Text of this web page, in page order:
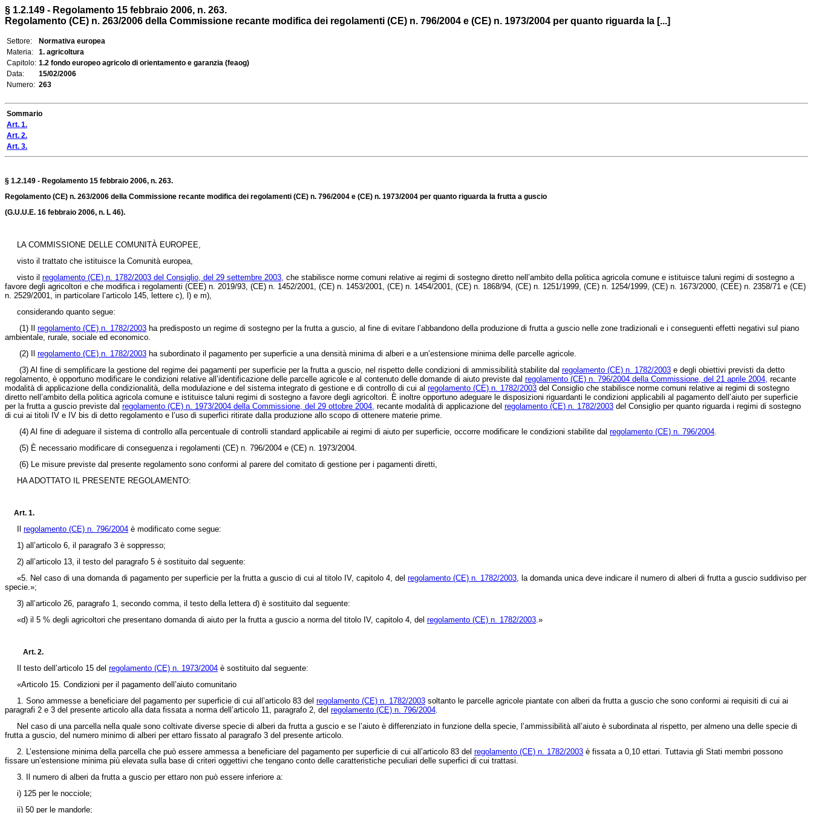
§ 1.2.149 - Regolamento 15 febbraio 2006, n. 263.
Regolamento (CE) n. 263/2006 della Commissione recante modifica dei regolamenti (CE) n. 796/2004 e (CE) n. 1973/2004 per quanto riguarda la [...]
Settore:
Normativa europea
Materia:
1. agricoltura
Capitolo: 1.2 fondo europeo agricolo di orientamento e garanzia (feaog)
Data:
15/02/2006
Numero: 263
Sommario
Art. 1.
Art. 2.
Art. 3.
§ 1.2.149 - Regolamento 15 febbraio 2006, n. 263.
Regolamento (CE) n. 263/2006 della Commissione recante modifica dei regolamenti (CE) n. 796/2004 e (CE) n. 1973/2004 per quanto riguarda la frutta a guscio
(G.U.U.E. 16 febbraio 2006, n. L 46).
LA COMMISSIONE DELLE COMUNITÀ EUROPEE,
visto il trattato che istituisce la Comunità europea,
visto il regolamento (CE) n. 1782/2003 del Consiglio, del 29 settembre 2003, che stabilisce norme comuni relative ai regimi di sostegno diretto nell’ambito della politica agricola comune e istituisce taluni regimi di sostegno a
favore degli agricoltori e che modifica i regolamenti (CEE) n. 2019/93, (CE) n. 1452/2001, (CE) n. 1453/2001, (CE) n. 1454/2001, (CE) n. 1868/94, (CE) n. 1251/1999, (CE) n. 1254/1999, (CE) n. 1673/2000, (CEE) n. 2358/71 e (CE)
n. 2529/2001, in particolare l’articolo 145, lettere c), l) e m),
considerando quanto segue:
(1)
regolamento (CE) n. 1782/2003 ha predisposto un regime di sostegno per la frutta a guscio, al fine di evitare l’abbandono della produzione di frutta a guscio nelle zone tradizionali e i conseguenti effetti negativi sul piano
ambientale, rurale, sociale ed economico.
(2)
regolamento (CE) n. 1782/2003 ha subordinato il pagamento per superficie a una densità minima di alberi e a un’estensione minima delle parcelle agricole.
(3) Al fine di semplificare la gestione del regime dei pagamenti per superficie per la frutta a guscio, nel rispetto delle condizioni di ammissibilità stabilite dal regolamento (CE) n. 1782/2003 e degli obiettivi previsti da detto
regolamento, è opportuno modificare le condizioni relative all’identificazione delle parcelle agricole e al contenuto delle domande di aiuto previste dal regolamento (CE) n. 796/2004 della Commissione, del 21 aprile 2004, recante
modalità di applicazione della condizionalità, della modulazione e del sistema integrato di gestione e di controllo di cui al regolamento (CE) n. 1782/2003 del Consiglio che stabilisce norme comuni relative ai regimi di sostegno
diretto nell’ambito della politica agricola comune e istituisce taluni regimi di sostegno a favore degli agricoltori. È inoltre opportuno adeguare le disposizioni riguardanti le condizioni applicabili al pagamento dell’aiuto per superficie
per la frutta a guscio previste dal regolamento (CE) n. 1973/2004 della Commissione, del 29 ottobre 2004, recante modalità di applicazione del regolamento (CE) n. 1782/2003 del Consiglio per quanto riguarda i regimi di sostegno
di cui ai titoli IV e IV bis di detto regolamento e l’uso di superfici ritirate dalla produzione allo scopo di ottenere materie prime.
(4) Al fine di adeguare il sistema di controllo alla percentuale di controlli standard applicabile ai regimi di aiuto per superficie, occorre modificare le condizioni stabilite dal regolamento (CE) n. 796/2004.
(5) È necessario modificare di conseguenza i regolamenti (CE) n. 796/2004 e (CE) n. 1973/2004.
(6) Le misure previste dal presente regolamento sono conformi al parere del comitato di gestione per i pagamenti diretti,
HA ADOTTATO IL PRESENTE REGOLAMENTO:
Art. 1.
regolamento (CE) n. 796/2004 è modificato come segue:
1) all’articolo 6, il paragrafo 3 è soppresso;
2) all’articolo 13, il testo del paragrafo 5 è sostituito dal seguente:
«5. Nel caso di una domanda di pagamento per superficie per la frutta a guscio di cui al titolo IV, capitolo 4, del regolamento (CE) n. 1782/2003, la domanda unica deve indicare il numero di alberi di frutta a guscio suddiviso per
specie.»;
3) all’articolo 26, paragrafo 1, secondo comma, il testo della lettera d) è sostituito dal seguente:
«d) il 5 % degli agricoltori che presentano domanda di aiuto per la frutta a guscio a norma del titolo IV, capitolo 4, del regolamento (CE) n. 1782/2003.»
Art. 2.
Il testo dell’articolo 15 del regolamento (CE) n. 1973/2004 è sostituito dal seguente:
«Articolo 15. Condizioni per il pagamento dell’aiuto comunitario
1. Sono ammesse a beneficiare del pagamento per superficie di cui all’articolo 83 del regolamento (CE) n. 1782/2003 soltanto le parcelle agricole piantate con alberi da frutta a guscio che sono conformi ai requisiti di cui ai
paragrafi 2 e 3 del presente articolo alla data fissata a norma dell’articolo 11, paragrafo 2, del regolamento (CE) n. 796/2004.
Nel caso di una parcella nella quale sono coltivate diverse specie di alberi da frutta a guscio e se l’aiuto è differenziato in funzione della specie, l’ammissibilità all’aiuto è subordinata al rispetto, per almeno una delle specie di
frutta a guscio, del numero minimo di alberi per ettaro fissato al paragrafo 3 del presente articolo.
2. L’estensione minima della parcella che può essere ammessa a beneficiare del pagamento per superficie di cui all’articolo 83 del regolamento (CE) n. 1782/2003 è fissata a 0,10 ettari. Tuttavia gli Stati membri possono
fissare un’estensione minima più elevata sulla base di criteri oggettivi che tengano conto delle caratteristiche peculiari delle superfici di cui trattasi.
3. Il numero di alberi da frutta a guscio per ettaro non può essere inferiore a:
i) 125 per le nocciole;
ii) 50 per le mandorle;